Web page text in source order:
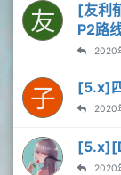
友
[友利
P2路
2020
子 [5.x]
2020
2020